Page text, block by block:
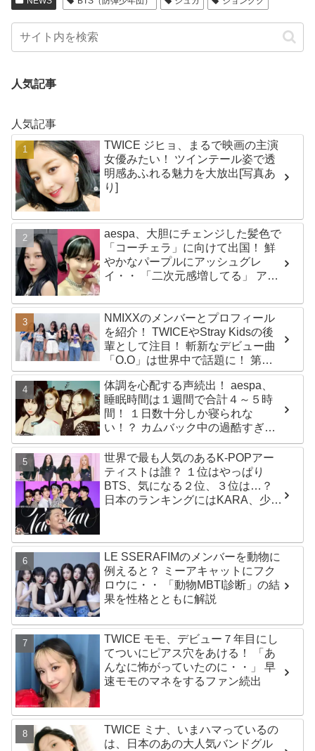
人気記事
人気記事
TWICE ジヒョ、まるで映画の主演
女優みたい！ ツインテール姿で透
明感あふれる魅力を大放出[写真あ
り]
aespa、大胆にチェンジした髪色で
「コーチェラ」に向けて出国！ 鮮
やかなパープルにアッシュグレ
イ・・ 「二次元感増してる」 アバ
NMIXXのメンバーとプロフィール
を紹介！ TWICEやStray Kidsの後
輩として注目！ 斬新なデビュー曲
「O.O」は世界中で話題に！ 第４
世代を代表する美女ソリュンをは
じめ、全員ビジュアルメンバーと
いわれるその魅力をチェック
体調を心配する声続出！ aespa、
睡眠時間は１週間で合計４～５時
間！ １日数十分しか寝られな
い！？ カムバック中の過酷すぎる
スケジュールに衝撃
世界で最も人気のあるK-POPアー
ティストは誰？ １位はやっぱり
BTS、気になる２位、３位は…？
日本のランキングにはKARA、少女
LE SSERAFIMのメンバーを動物に
例えると？ ミーアキャットにフク
ロウに・・ 「動物MBTI診断」の結
果を性格とともに解説
TWICE モモ、デビュー７年目にし
てついにピアス穴をあける！ 「あ
んなに怖がっていたのに・・」 早
速モモのマネをするファン続出
TWICE ミナ、いまハマっているの
は、日本のあの大人気バンドグル